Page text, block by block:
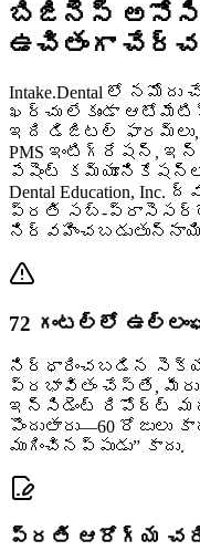
బిజినెస్
ఉచితంగా
Intake.Dental లో
ఖర్చు లేకుండా
ఇది డిజిటల్ ఫారమ్‌లు,
PMS ఇంటిగ్రేషన్,
పేషెంట్
Dental Education,
ప్రతి సబ్-ప్రాసెసర్‌తో
72 గంటల్లో
నిర్ధారించబడిన
ప్రభావితం చేస్తే,
ఇన్సిడెంట్ రిపోర్ట్
పొందుతారు—60 రోజులు
ముగించినప్పుడు” కాదు.
ప్రతి ఆరోగ్య